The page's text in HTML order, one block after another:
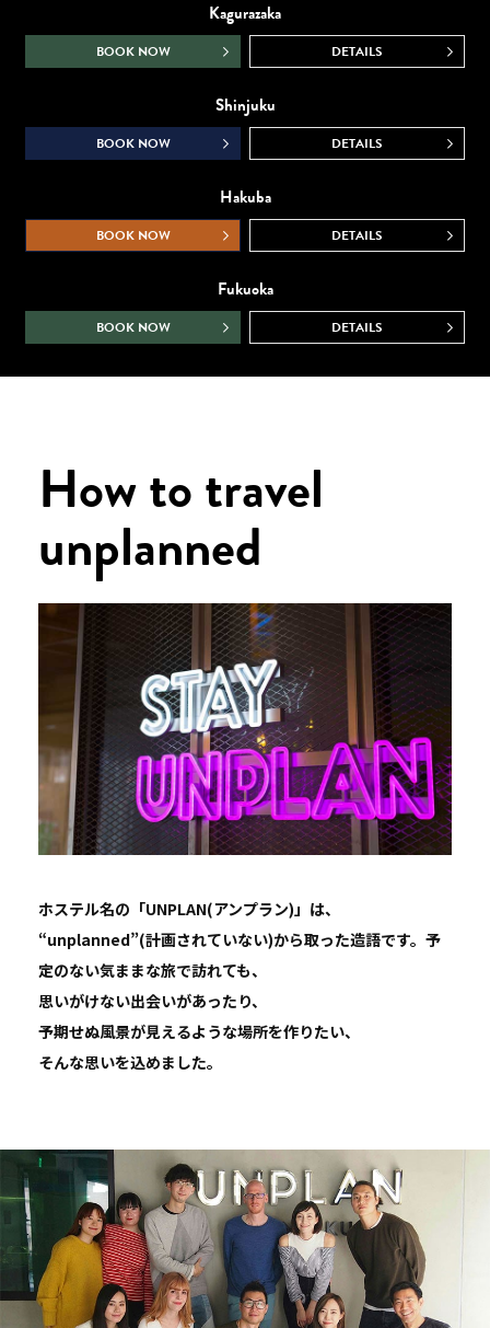
Kagurazaka
BOOK NOW DETAILS
Shinjuku
BOOK NOW DETAILS
Hakuba
BOOK NOW DETAILS
Fukuoka
BOOK NOW DETAILS
How totravel
unplanned
ホステル名の「UNPLAN(アンプラン)」は、
“unplanned”(計画されていない)から取った造語です。 予
定のない気ままな旅で訪れても、
思いがけない出会いがあったり、
予期せぬ風景が見えるような場所を作りたい、
そんな思いを込めました。